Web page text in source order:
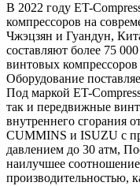
В 2022 году ET-
компрессоров на
Чжэцзян и Гуандун,
составляют более 75
винтовых
Оборудование
Под маркой ET-
так и передвижные
внутреннего сгорания
CUMMINS и ISUZU с
давлением до 30 атм,
наилучшее
производительностью,